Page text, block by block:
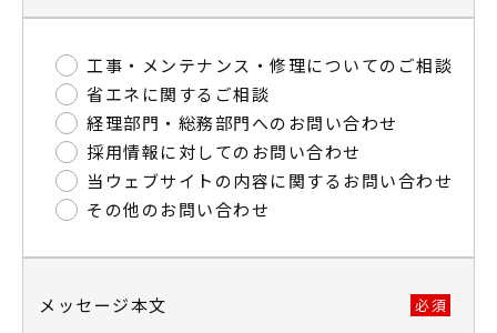
工事・メンテナンス・修理についてのご相談
省エネに関するご相談
経理部門・総務部門へのお問い合わせ
採用情報に対してのお問い合わせ
当ウェブサイトの内容に関するお問い合わせ
その他のお問い合わせ
メッセージ本文